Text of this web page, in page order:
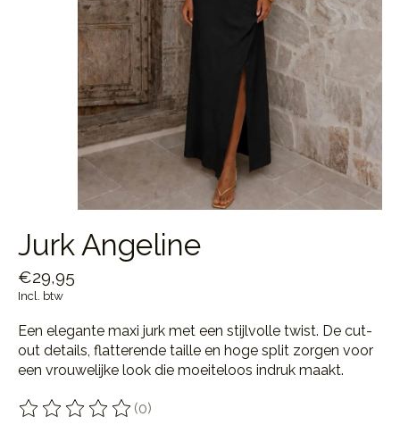
Jurk Angeline
€29,95
Incl. btw
Een elegante maxi jurk met een stijlvolle twist. De cut-
out details, flatterende taille en hoge split zorgen voor
een vrouwelijke look die moeiteloos indruk maakt.
De beoordeling van dit product is
(0)